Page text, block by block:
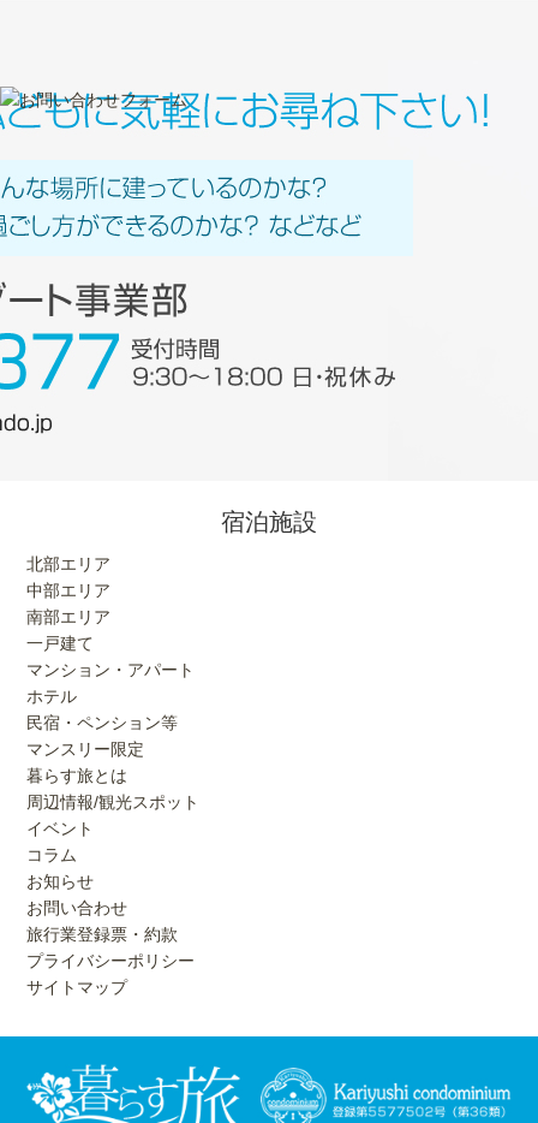
宿泊施設
北部エリア
中部エリア
南部エリア
一戸建て
マンション・アパート
ホテル
民宿・ペンション等
マンスリー限定
暮らす旅とは
周辺情報/観光スポット
イベント
コラム
お知らせ
お問い合わせ
旅行業登録票・約款
プライバシーポリシー
サイトマップ